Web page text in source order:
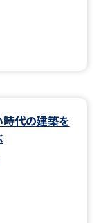
国一斉進学調査
代の建築を